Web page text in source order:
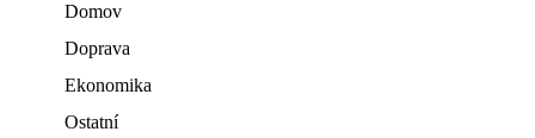
Domov
Doprava
Ekonomika
Ostatní